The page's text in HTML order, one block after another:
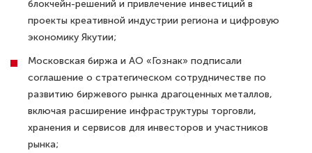
блокчейн-решений и привлечение инвестиций в
проекты креативной индустрии региона и цифровую
экономику Якутии;
Московская биржа и АО «Гознак» подписали
соглашение о стратегическом сотрудничестве по
развитию биржевого рынка драгоценных металлов,
включая расширение инфраструктуры торговли,
хранения и сервисов для инвесторов и участников
рынка;